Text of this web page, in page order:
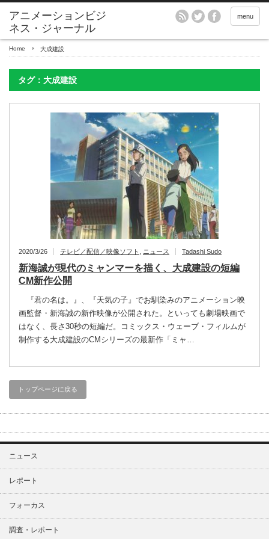
アニメーションビジ
ネス・ジャーナル
menu
Home 大成建設
タグ：大成建設
2020/3/26 テレビ／配信／映像ソフト ニュース Tadashi Sudo
新海誠が現代のミャンマーを描く、大成建設の短編
CM新作公開
『君の名は。』、『天気の子』でお馴染みのアニメーション映
画監督・新海誠の新作映像が公開された。といっても劇場映画で
はなく、長さ30秒の短編だ。コミックス・ウェーブ・フィルムが
制作する大成建設のCMシリーズの最新作「ミャ…
トップページに戻る
ニュース
レポート
フォーカス
調査・レポート